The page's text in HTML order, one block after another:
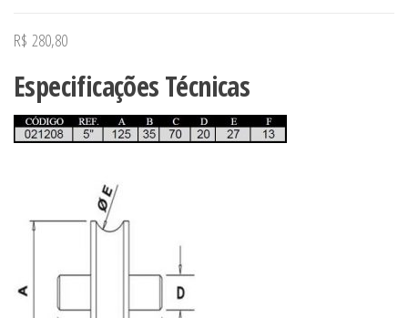
R$ 280,80
Especificações Técnicas